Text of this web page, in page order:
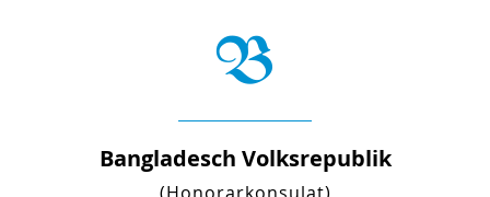
B
Bangladesch Volksrepublik